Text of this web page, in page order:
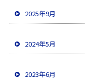
2025年9月
2024年5月
2023年6月